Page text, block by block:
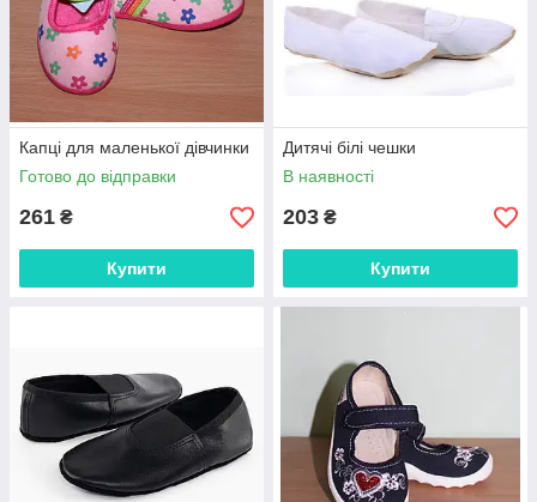
Капці для маленької дівчинки
Готово до відправки
261 ₴
Купити
Дитячі білі чешки
В наявності
203 ₴
Купити